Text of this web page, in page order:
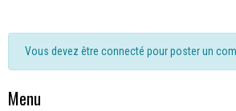
Vous devez être connecté pour poster un
Menu